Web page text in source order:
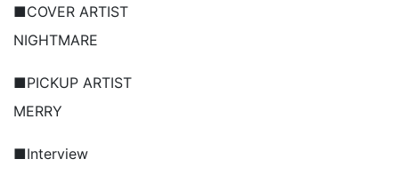
■COVER ARTIST
NIGHTMARE
■PICKUP ARTIST
MERRY
■Interview